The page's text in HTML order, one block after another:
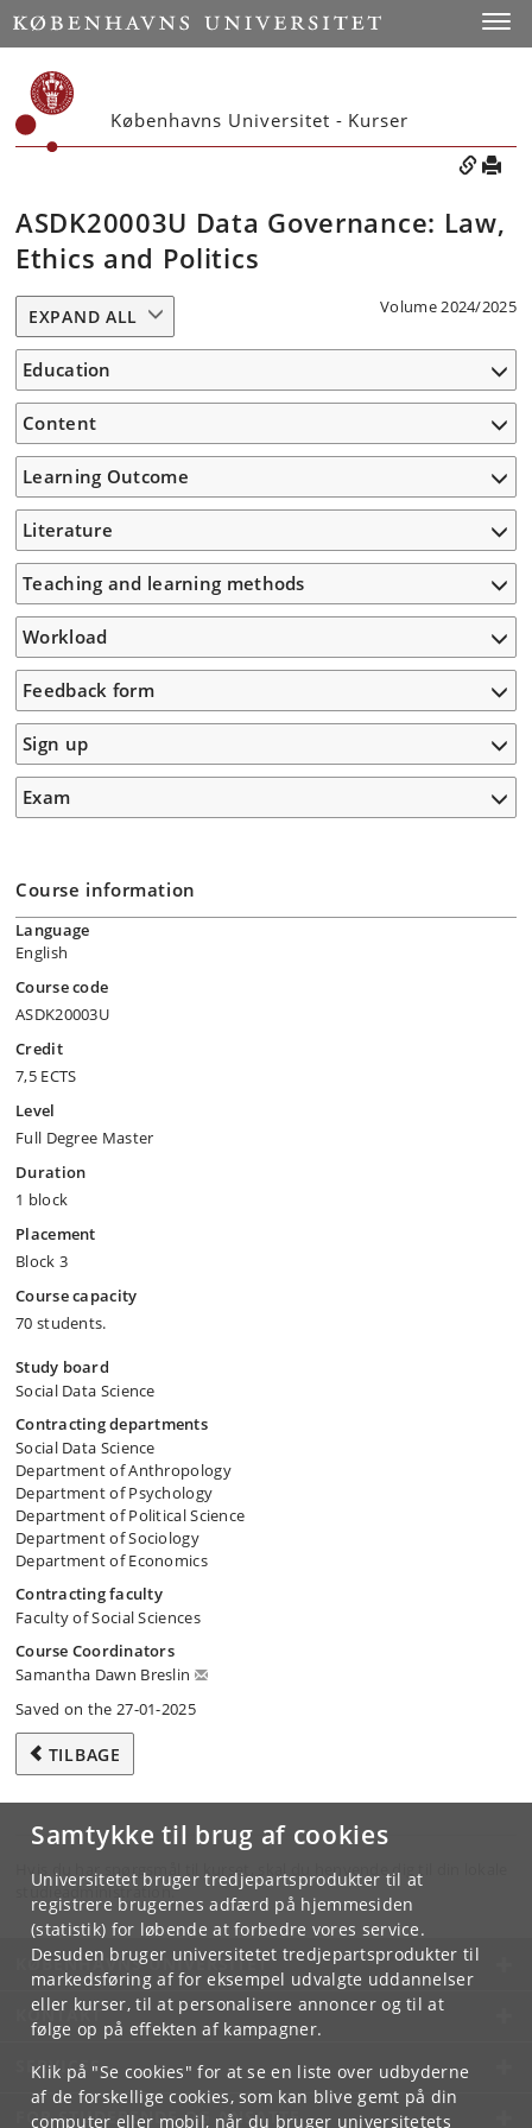
Samtykke til brug af cookies
Universitetet bruger tredjepartsprodukter til at
registrere brugernes adfærd på hjemmesiden
(statistik) for løbende at forbedre vores service.
Desuden bruger universitetet tredjepartsprodukter til
markedsføring af for eksempel udvalgte uddannelser
eller kurser, til at personalisere annoncer og til at
følge op på effekten af kampagner.
Klik på "Se cookies" for at se en liste over udbyderne
af de forskellige cookies, som kan blive gemt på din
computer eller mobil, når du bruger universitetets
Københavns Universitet - Kurser
ASDK20003U Data Governance: Law,
Ethics and Politics
Volume 2024/2025
EXPAND ALL
Education
Content
Learning Outcome
Literature
Teaching and learning methods
Workload
Feedback form
Sign up
Exam
Course information
Language
English
Course code
ASDK20003U
Credit
7,5 ECTS
Level
Full Degree Master
Duration
1 block
Placement
Block 3
Course capacity
70 students.
Study board
Social Data Science
Contracting departments
Social Data Science
Department of Anthropology
Department of Psychology
Department of Political Science
Department of Sociology
Department of Economics
Contracting faculty
Faculty of Social Sciences
Course Coordinators
Samantha Dawn Breslin
Saved on the 27-01-2025
TILBAGE
Hvis du har spørgsmål til kurset, skal du henvende dig til din lokale
studieadministration.
KØBENHAVNS UNIVERSITET
KONTAKT
SERVICES
FOR STUDERENDE OG ANSATTE